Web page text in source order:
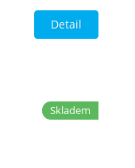
Detail
Skladem